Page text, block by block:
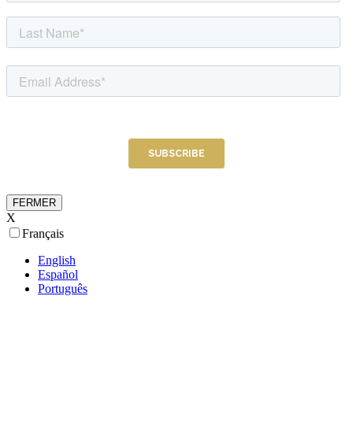
FERMER
X
Français
English
Español
Português